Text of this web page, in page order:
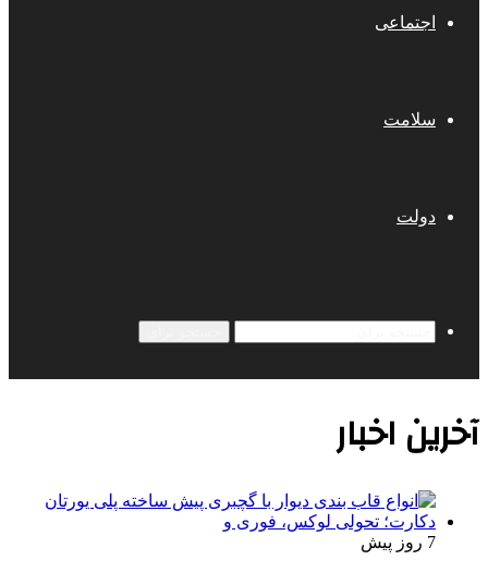
اجتماعی
سلامت
دولت
آخرین اخبار
7 روز پیش